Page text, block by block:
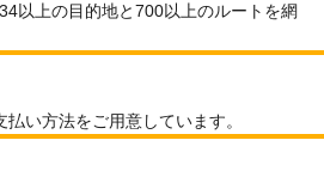
以上の目的地と700以上のルートを網
い方法をご用意しています。